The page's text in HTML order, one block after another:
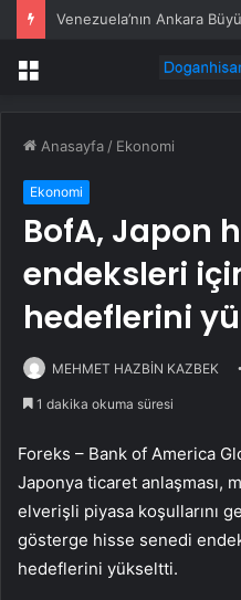
Menü
Anasayfa / Ekonomi
Ekonomi
BofA, Japon
endeksleri
hedeflerini
MEHMET HAZBİN KAZBEK
1 dakika okuma süresi
Foreks – Bank of America
Japonya ticaret anlaşması,
elverişli piyasa koşullarını
gösterge hisse senedi
hedeflerini yükseltti.